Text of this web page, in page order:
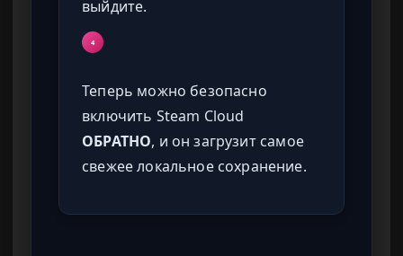
выйдите.
4
Теперь можно безопасно
включить Steam Cloud
ОБРАТНО, и он загрузит самое
свежее локальное сохранение.